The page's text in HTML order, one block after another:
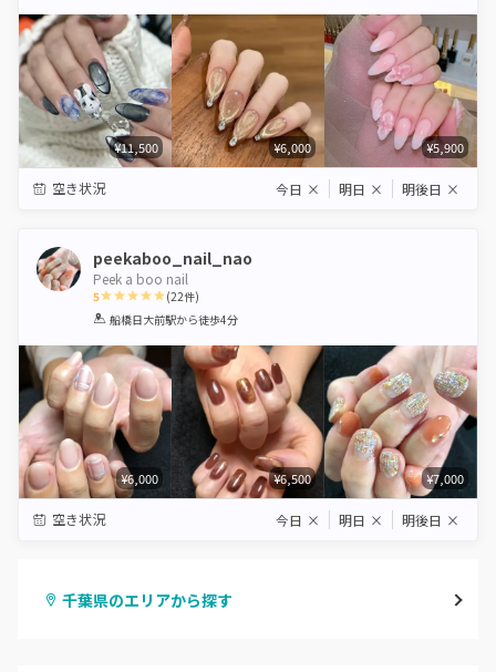
¥11,500 ¥6,000 ¥5,900
空き状況 今日 × 明日 × 明後日 ×
peekaboo_nail_nao
Peek a boo nail
5
1 2 3 4 5
(22件)
船橋日大前駅から徒歩4分
¥6,000 ¥6,500 ¥7,000
空き状況 今日 × 明日 × 明後日 ×
千葉県のエリアから探す